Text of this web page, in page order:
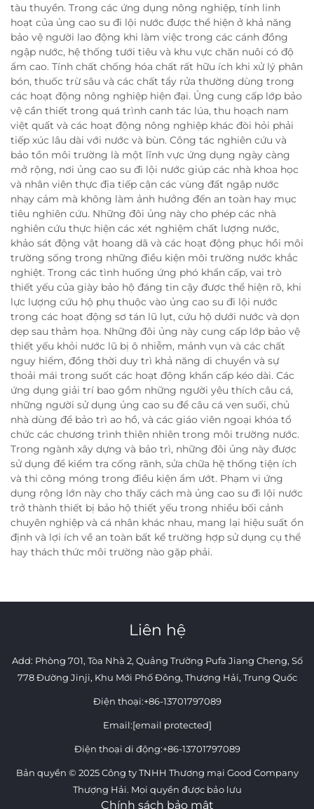
tàu thuyền. Trong các ứng dụng nông nghiệp, tính linh
hoạt của ủng cao su đi lội nước được thể hiện ở khả năng
bảo vệ người lao động khi làm việc trong các cánh đồng
ngập nước, hệ thống tưới tiêu và khu vực chăn nuôi có độ
ẩm cao. Tính chất chống hóa chất rất hữu ích khi xử lý phân
bón, thuốc trừ sâu và các chất tẩy rửa thường dùng trong
các hoạt động nông nghiệp hiện đại. Ủng cung cấp lớp bảo
vệ cần thiết trong quá trình canh tác lúa, thu hoạch nam
việt quất và các hoạt động nông nghiệp khác đòi hỏi phải
tiếp xúc lâu dài với nước và bùn. Công tác nghiên cứu và
bảo tồn môi trường là một lĩnh vực ứng dụng ngày càng
mở rộng, nơi ủng cao su đi lội nước giúp các nhà khoa học
và nhân viên thực địa tiếp cận các vùng đất ngập nước
nhạy cảm mà không làm ảnh hưởng đến an toàn hay mục
tiêu nghiên cứu. Những đôi ủng này cho phép các nhà
nghiên cứu thực hiện các xét nghiệm chất lượng nước,
khảo sát động vật hoang dã và các hoạt động phục hồi môi
trường sống trong những điều kiện môi trường nước khắc
nghiệt. Trong các tình huống ứng phó khẩn cấp, vai trò
thiết yếu của giày bảo hộ đáng tin cậy được thể hiện rõ, khi
lực lượng cứu hộ phụ thuộc vào ủng cao su đi lội nước
trong các hoạt động sơ tán lũ lụt, cứu hộ dưới nước và dọn
dẹp sau thảm họa. Những đôi ủng này cung cấp lớp bảo vệ
thiết yếu khỏi nước lũ bị ô nhiễm, mảnh vụn và các chất
nguy hiểm, đồng thời duy trì khả năng di chuyển và sự
thoải mái trong suốt các hoạt động khẩn cấp kéo dài. Các
ứng dụng giải trí bao gồm những người yêu thích câu cá,
những người sử dụng ủng cao su để câu cá ven suối, chủ
nhà dùng để bảo trì ao hồ, và các giáo viên ngoại khóa tổ
chức các chương trình thiên nhiên trong môi trường nước.
Trong ngành xây dựng và bảo trì, những đôi ủng này được
sử dụng để kiểm tra cống rãnh, sửa chữa hệ thống tiện ích
và thi công móng trong điều kiện ẩm ướt. Phạm vi ứng
dụng rộng lớn này cho thấy cách mà ủng cao su đi lội nước
trở thành thiết bị bảo hộ thiết yếu trong nhiều bối cảnh
chuyên nghiệp và cá nhân khác nhau, mang lại hiệu suất ổn
định và lợi ích về an toàn bất kể trường hợp sử dụng cụ thể
hay thách thức môi trường nào gặp phải.
Liên hệ
Add: Phòng 701, Tòa Nhà 2, Quảng Trường Pufa Jiang Cheng, Số
778 Đường Jinji, Khu Mới Phố Đông, Thượng Hải, Trung Quốc
Điện thoại:+86-13701797089
Email:[email protected]
Điện thoại di động:+86-13701797089
Bản quyền © 2025 Công ty TNHH Thương mại Good Company
Thượng Hải. Mọi quyền được bảo lưu
Chính sách bảo mật